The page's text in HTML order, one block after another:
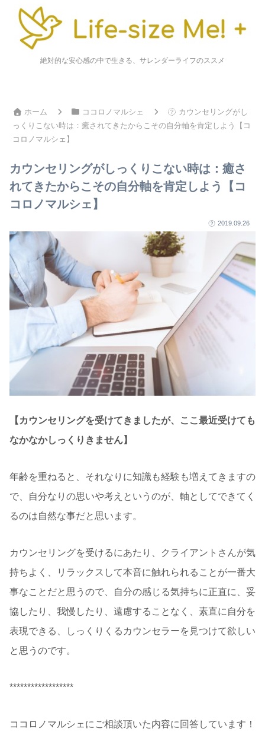
絶対的な安心感の中で生きる、サレンダーライフのススメ
ホーム ココロノマルシェ
カウンセリングがし
っくりこない時は：癒されてきたからこその自分軸を肯定しよう【コ
コロノマルシェ】
カウンセリングがしっくりこない時は：癒さ
れてきたからこその自分軸を肯定しよう【コ
コロノマルシェ】
2019.09.26
【カウンセリングを受けてきましたが、ここ最近受けても
なかなかしっくりきません】
年齢を重ねると、それなりに知識も経験も増えてきますの
で、自分なりの思いや考えというのが、軸としてできてく
るのは自然な事だと思います。
カウンセリングを受けるにあたり、クライアントさんが気
持ちよく、リラックスして本音に触れられることが一番大
事なことだと思うので、自分の感じる気持ちに正直に、妥
協したり、我慢したり、遠慮することなく、素直に自分を
表現できる、しっくりくるカウンセラーを見つけて欲しい
と思うのです。
******************
ココロノマルシェにご相談頂いた内容に回答しています！